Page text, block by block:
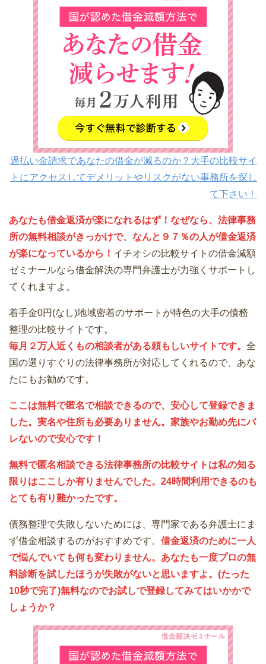
過払い金請求であなたの借金が減るのか？大手の比較サイ
トにアクセスしてデメリットやリスクがない事務所を探し
て下さい！
あなたも借金返済が楽になれるはず！なぜなら、法律事務
所の無料相談がきっかけで、なんと９７％の人が借金返済
が楽になっているから！ イチオシの比較サイトの借金減額
ゼミナールなら借金解決の専門弁護士が力強くサポートし
てくれますよ。
着手金0円(なし)地域密着のサポートが特色の大手の債務
整理の比較サイトです。
毎月２万人近くもの相談者がある頼もしいサイトです。 全
国の選りすぐりの法律事務所が対応してくれるので、あな
たにもお勧めです。
ここは無料で匿名で相談できるので、安心して登録できま
した。実名や住所も必要ありません。家族やお勤め先にバ
レないので安心です！
無料で匿名相談できる法律事務所の比較サイトは私の知る
限りはここしか有りませんでした。24時間利用できるのも
とても有り難かったです。
債務整理で失敗しないためには、専門家である弁護士にま
ず借金相談するのがおすすめです。 借金返済のために一人
で悩んでいても何も変わりません。あなたも一度プロの無
料診断を試したほうが失敗がないと思いますよ。(たった
10秒で完了)無料なのでお試しで登録してみてはいかかで
しょうか？